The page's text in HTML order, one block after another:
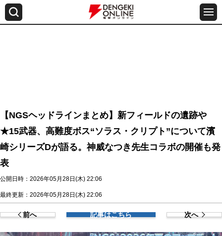
【NGSヘッドラインまとめ】新フィールドの遺跡や
★15武器、高難度ボス“ソラス・クリプト”について濱
崎シリーズDが語る。神威なつき先生コラボの開催も発
表
公開日時：2026年05月28日(木) 22:06
最終更新：2026年05月28日(木) 22:06
前へ 記事はこちら 次へ